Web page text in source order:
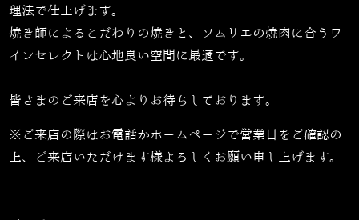
理法で仕上げます。
焼き師によるこだわりの焼きと、ソムリエの焼肉に合うワ
インセレクトは心地良い空間に最適です。
皆さまのご来店を心よりお待ちしております。
※ご来店の際はお電話かホームページで営業日をご確認の
上、ご来店いただけます様よろしくお願い申し上げます。